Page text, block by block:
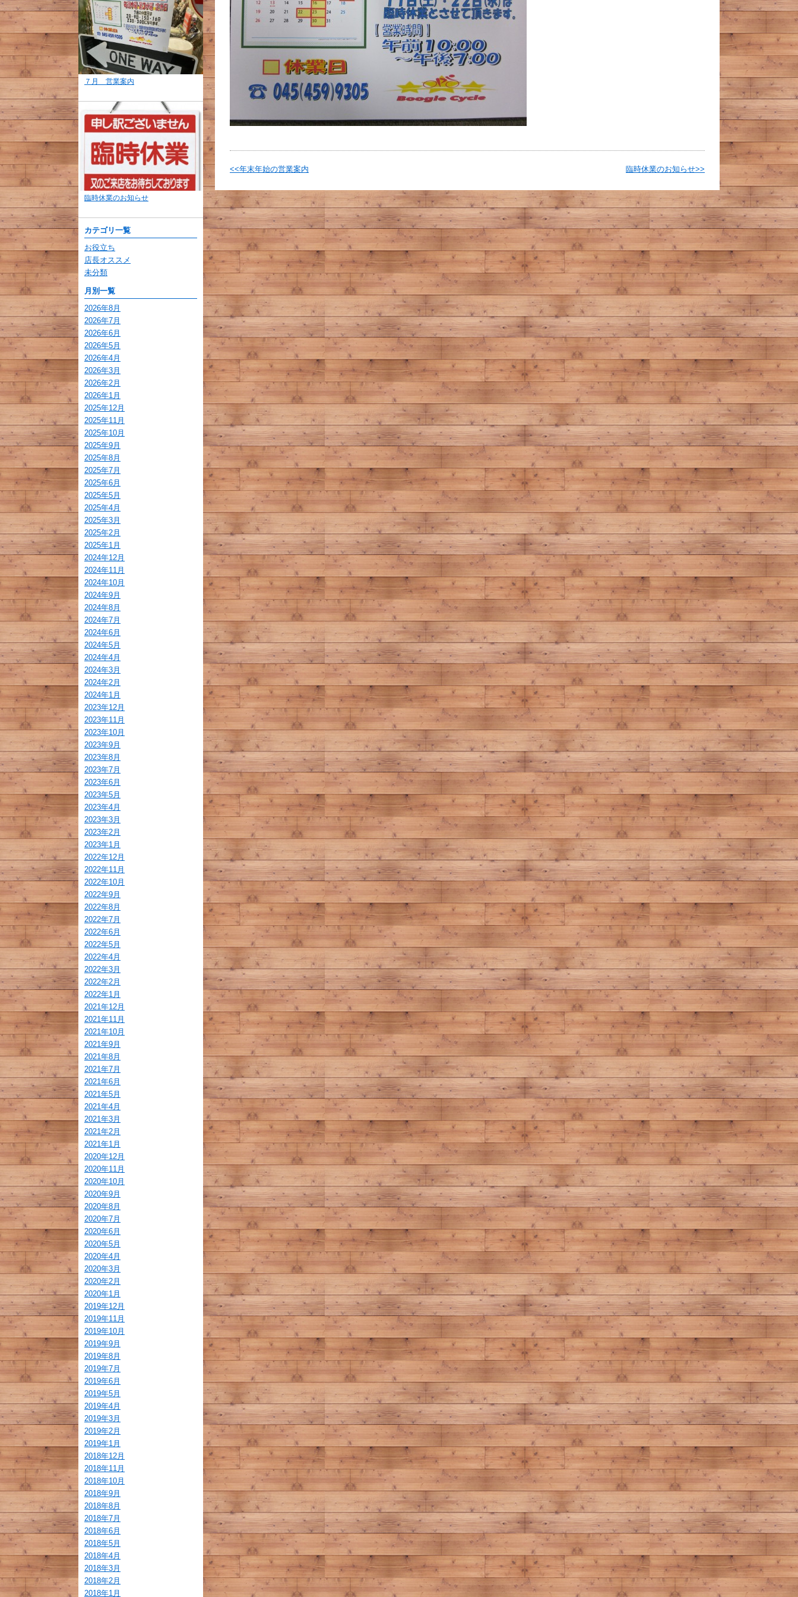
７月 営業案内
臨時休業のお知らせ
カテゴリ一覧
お役立ち
店長オススメ
未分類
月別一覧
2026年8月
2026年7月
2026年6月
2026年5月
2026年4月
2026年3月
2026年2月
2026年1月
2025年12月
2025年11月
2025年10月
2025年9月
2025年8月
2025年7月
2025年6月
2025年5月
2025年4月
2025年3月
2025年2月
2025年1月
2024年12月
2024年11月
2024年10月
2024年9月
2024年8月
2024年7月
2024年6月
2024年5月
2024年4月
2024年3月
2024年2月
2024年1月
2023年12月
2023年11月
2023年10月
2023年9月
2023年8月
2023年7月
2023年6月
2023年5月
2023年4月
2023年3月
2023年2月
2023年1月
2022年12月
2022年11月
2022年10月
2022年9月
2022年8月
2022年7月
2022年6月
2022年5月
2022年4月
2022年3月
2022年2月
2022年1月
2021年12月
2021年11月
2021年10月
2021年9月
2021年8月
2021年7月
2021年6月
2021年5月
2021年4月
2021年3月
2021年2月
2021年1月
2020年12月
2020年11月
2020年10月
2020年9月
2020年8月
2020年7月
2020年6月
2020年5月
2020年4月
2020年3月
2020年2月
2020年1月
2019年12月
2019年11月
2019年10月
2019年9月
2019年8月
2019年7月
2019年6月
2019年5月
2019年4月
2019年3月
2019年2月
2019年1月
2018年12月
2018年11月
2018年10月
2018年9月
2018年8月
2018年7月
2018年6月
2018年5月
2018年4月
2018年3月
2018年2月
2018年1月
<<年末年始の営業案内 臨時休業のお知らせ>>